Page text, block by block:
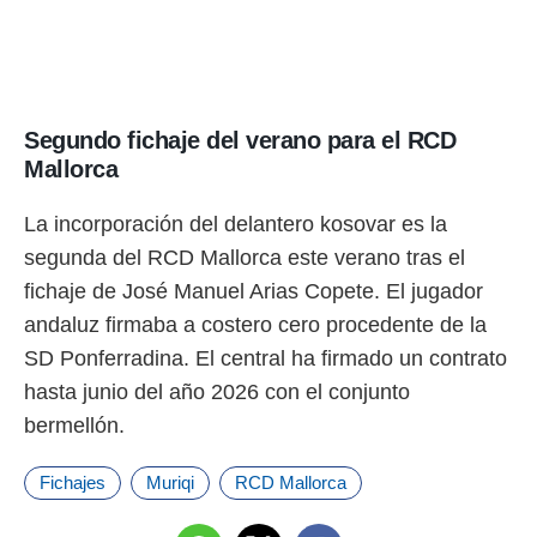
uso de
contenido
medir el
de la
el
de
o a través
de
de
de
uso de
Segundo fichaje del verano para el RCD
Mallorca
La incorporación del delantero kosovar es la
segunda del RCD Mallorca este verano tras el
fichaje de José Manuel Arias Copete. El jugador
andaluz firmaba a costero cero procedente de la
SD Ponferradina. El central ha firmado un contrato
hasta junio del año 2026 con el conjunto
bermellón.
Fichajes Muriqi RCD Mallorca